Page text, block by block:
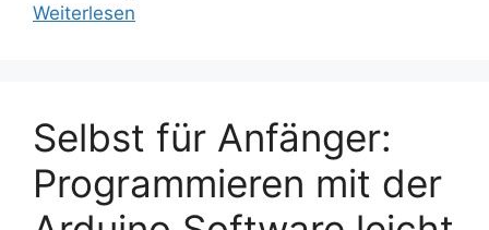
Weiterlesen
Selbst für Anfänger:
Programmieren mit der